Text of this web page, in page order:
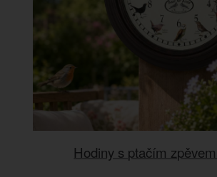
Hodiny s ptačím